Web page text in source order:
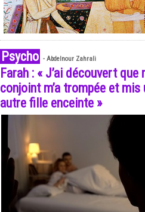
Psycho - Abdelnour Zahrali
Farah : « J’ai découvert que
conjoint m’a trompée et mis
autre fille enceinte »